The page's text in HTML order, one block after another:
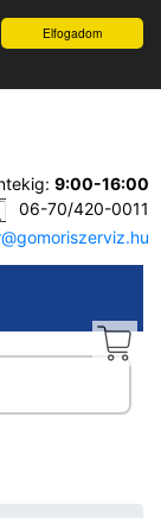
Elfogadom
9:00-16:00
06-70/420-0011